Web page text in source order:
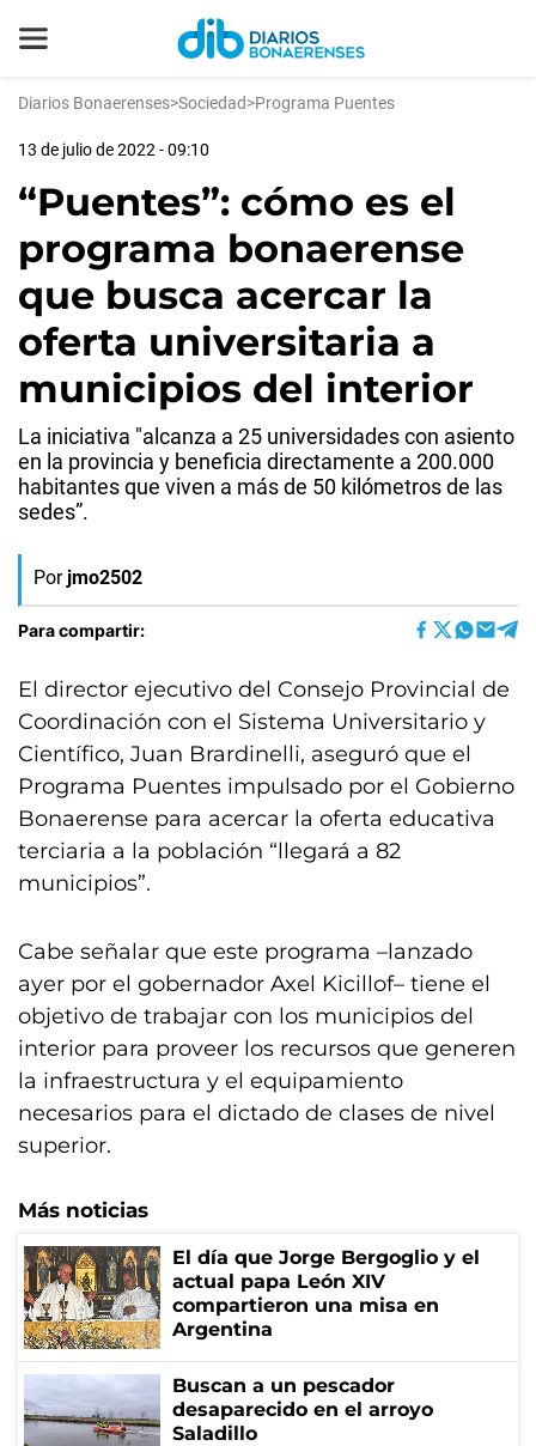
Diarios Bonaerenses>Sociedad>Programa Puentes
13 de julio de 2022 - 09:10
“Puentes”: cómo es el
programa bonaerense
que busca acercar la
oferta universitaria a
municipios del interior
La iniciativa "alcanza a 25 universidades con asiento
en la provincia y beneficia directamente a 200.000
habitantes que viven a más de 50 kilómetros de las
sedes”.
Por jmo2502
Para compartir:
El director ejecutivo del Consejo Provincial de
Coordinación con el Sistema Universitario y
Científico, Juan Brardinelli, aseguró que el
Programa Puentes impulsado por el Gobierno
Bonaerense para acercar la oferta educativa
terciaria a la población “llegará a 82
municipios”.
Cabe señalar que este programa –lanzado
ayer por el gobernador Axel Kicillof– tiene el
objetivo de trabajar con los municipios del
interior para proveer los recursos que generen
la infraestructura y el equipamiento
necesarios para el dictado de clases de nivel
superior.
Más noticias
El día que Jorge Bergoglio y el
actual papa León XIV
compartieron una misa en
Argentina
Buscan a un pescador
desaparecido en el arroyo
Saladillo